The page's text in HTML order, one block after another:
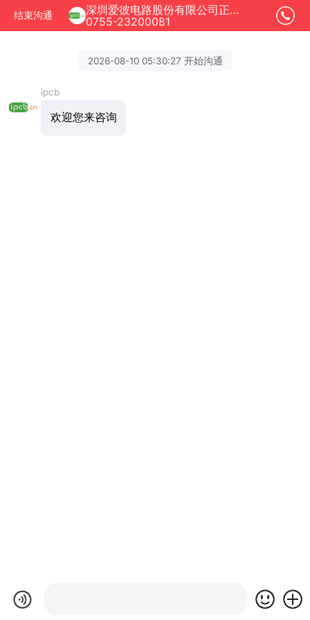
结束沟通
深圳爱彼电路股份有限公司正在为您服务
0755-23200081
2026-08-10 05:30:27 开始沟通
ipcb
欢迎您来咨询